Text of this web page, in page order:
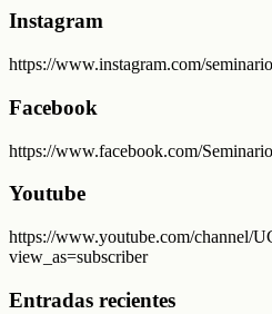
Instagram
https://www.instagram.com/
Facebook
https://www.facebook.com/
Youtube
https://www.youtube.com/channel/
view_as=subscriber
Entradas recientes